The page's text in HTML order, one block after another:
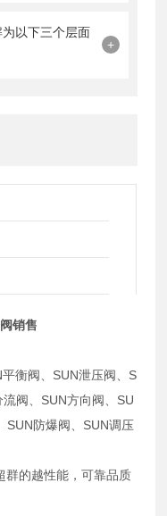
以下三个层面
+
销售
衡阀、SUN泄压阀、S
阀、SUN方向阀、SU
SUN防爆阀、SUN调压
群的越性能，可靠品质